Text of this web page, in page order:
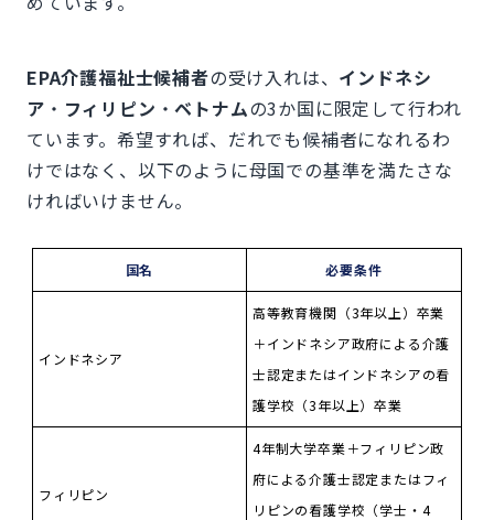
EPA介護福祉士候補者の受け入れは、 インドネシ
ア ・ フィリピン ・ベトナムの3か国に限定して行われ
ています。希望すれば、だれでも候補者になれるわ
けではなく、以下のように母国での基準を満たさな
ければいけません。
国名 必要条件
インドネシア
高等教育機関（3年以上）卒業
＋インドネシア政府による介護
士認定またはインドネシアの看
護学校（3年以上）卒業
フィリピン
4年制大学卒業＋フィリピン政
府による介護士認定またはフィ
リピンの看護学校（学士・4